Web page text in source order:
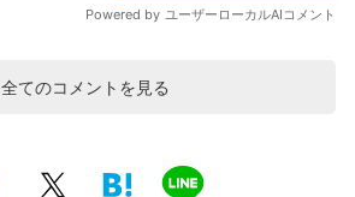
全てのコメントを見る